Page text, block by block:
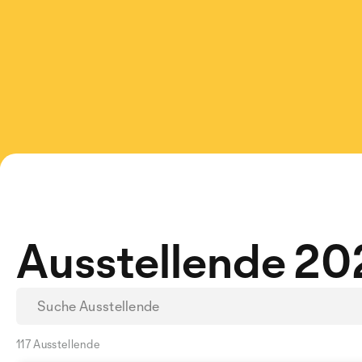
Ausstellende
117 Ausstellende